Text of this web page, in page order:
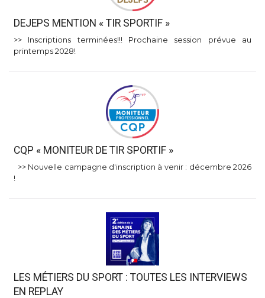
DEJEPS MENTION « TIR SPORTIF »
>> Inscriptions terminées!!! Prochaine session prévue au
printemps 2028!
CQP « MONITEUR DE TIR SPORTIF »
>> Nouvelle campagne d'inscription à venir : décembre 2026
!
LES MÉTIERS DU SPORT : TOUTES LES INTERVIEWS
EN REPLAY